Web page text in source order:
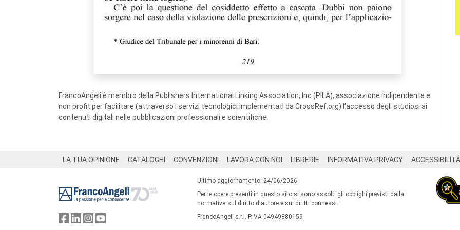
FrancoAngeli è membro della Publishers International Linking Association, Inc (PILA), associazione indipendente e
non profit per facilitare (attraverso i servizi tecnologici implementati da CrossRef.org) l’accesso degli studiosi ai
contenuti digitali nelle pubblicazioni professionali e scientifiche.
LA TUA OPINIONE CATALOGHI CONVENZIONI LAVORA CON NOI LIBRERIE INFORMATIVA PRIVACY ACCESSIBILITÁ
Ultimo aggiornamento: 24/06/2026
Per le opere presenti in questo sito si sono assolti gli obblighi previsti dalla
normativa sul diritto d'autore e sui diritti connessi.
FrancoAngeli s.r.l. P.IVA 04949880159